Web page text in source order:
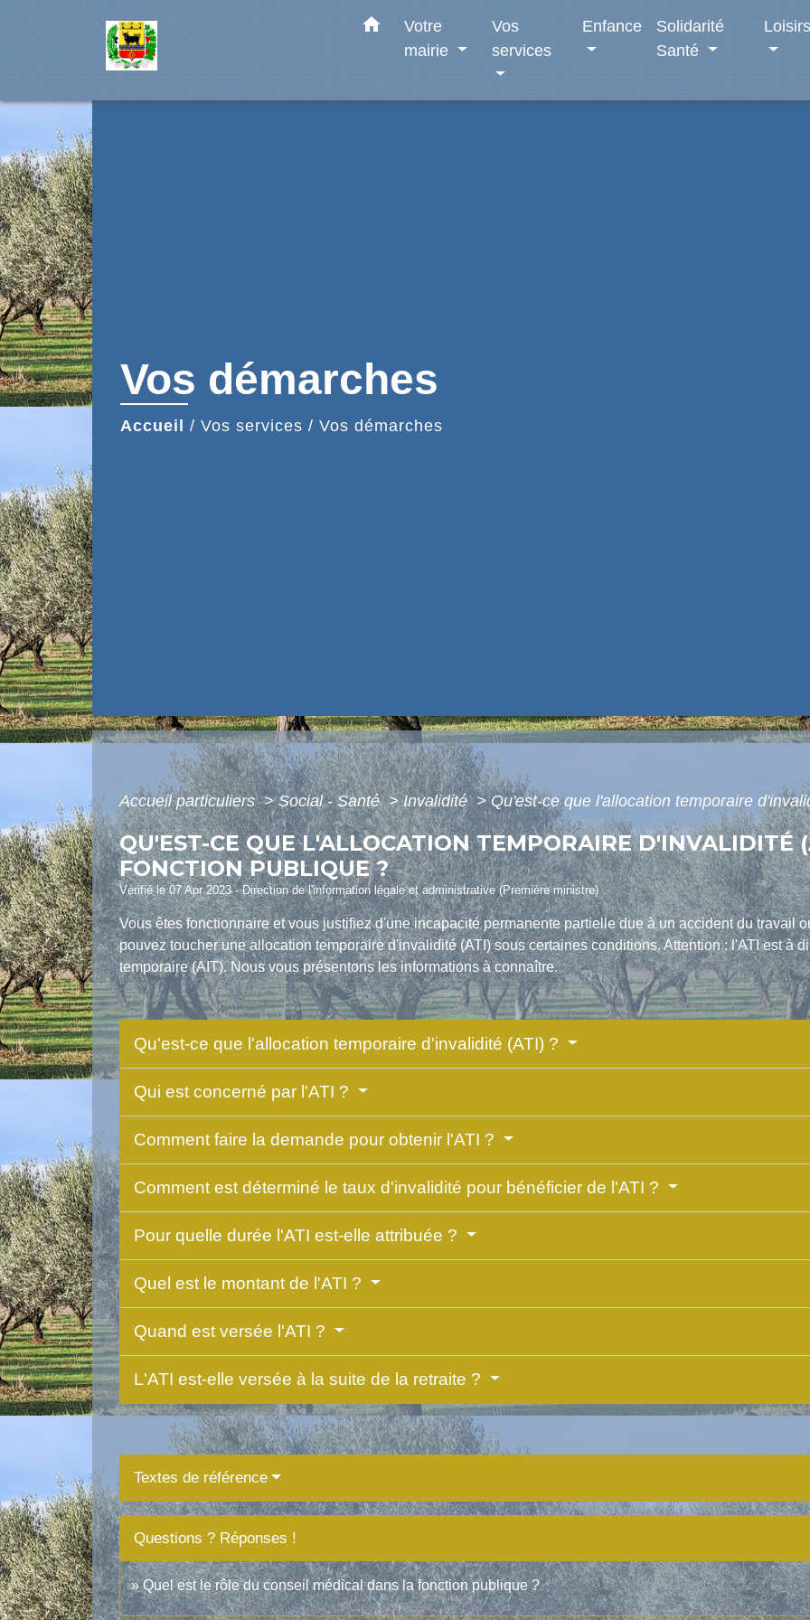
home
Votre
mairie
Vos
services
Enfance
Solidarité
Santé
Loisirs
Vos démarches
Accueil / Vos services / Vos démarches
Accueil particuliers> Social - Santé> Invalidité> Qu'est-ce que l'allocation temporaire
QU'EST-CE QUE L'ALLOCATION TEMPORAIRE D'INVALIDITÉ
FONCTION PUBLIQUE ?
Vérifié le 07 Apr 2023 - Direction de l'information légale et administrative (Première ministre)
Vous êtes fonctionnaire et vous justifiez d'une incapacité permanente partielle due à un accident du travail
pouvez toucher une allocation temporaire d'invalidité (ATI) sous certaines conditions. Attention : l'ATI est à
temporaire (AIT). Nous vous présentons les informations à connaître.
Qu'est-ce que l'allocation temporaire d'invalidité (ATI) ?
Qui est concerné par l'ATI ?
Comment faire la demande pour obtenir l'ATI ?
Comment est déterminé le taux d'invalidité pour bénéficier de l'ATI ?
Pour quelle durée l'ATI est-elle attribuée ?
Quel est le montant de l'ATI ?
Quand est versée l'ATI ?
L'ATI est-elle versée à la suite de la retraite ?
Textes de référence
Questions ? Réponses !
Quel est le rôle du conseil médical dans la fonction publique ?